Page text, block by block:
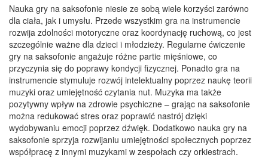
Nauka gry na saksofonie niesie ze sobą wiele korzyści zarówno
dla ciała, jak i umysłu. Przede wszystkim gra na instrumencie
rozwija zdolności motoryczne oraz koordynację ruchową, co jest
szczególnie ważne dla dzieci i młodzieży. Regularne ćwiczenie
gry na saksofonie angażuje różne partie mięśniowe, co
przyczynia się do poprawy kondycji fizycznej. Ponadto gra na
instrumencie stymuluje rozwój intelektualny poprzez naukę teorii
muzyki oraz umiejętność czytania nut. Muzyka ma także
pozytywny wpływ na zdrowie psychiczne – grając na saksofonie
można redukować stres oraz poprawić nastrój dzięki
wydobywaniu emocji poprzez dźwięk. Dodatkowo nauka gry na
saksofonie sprzyja rozwijaniu umiejętności społecznych poprzez
współpracę z innymi muzykami w zespołach czy orkiestrach.